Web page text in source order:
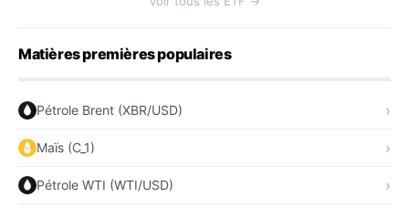
Matières premières populaires
Pétrole Brent (XBR/USD)
Maïs (C_1)
Pétrole WTI (WTI/USD)